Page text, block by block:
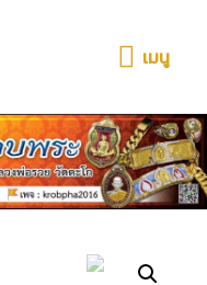
เมนู